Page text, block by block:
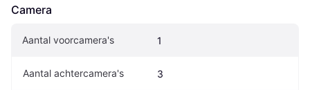
Camera
Aantal voorcamera's 1
Aantal achtercamera's 3